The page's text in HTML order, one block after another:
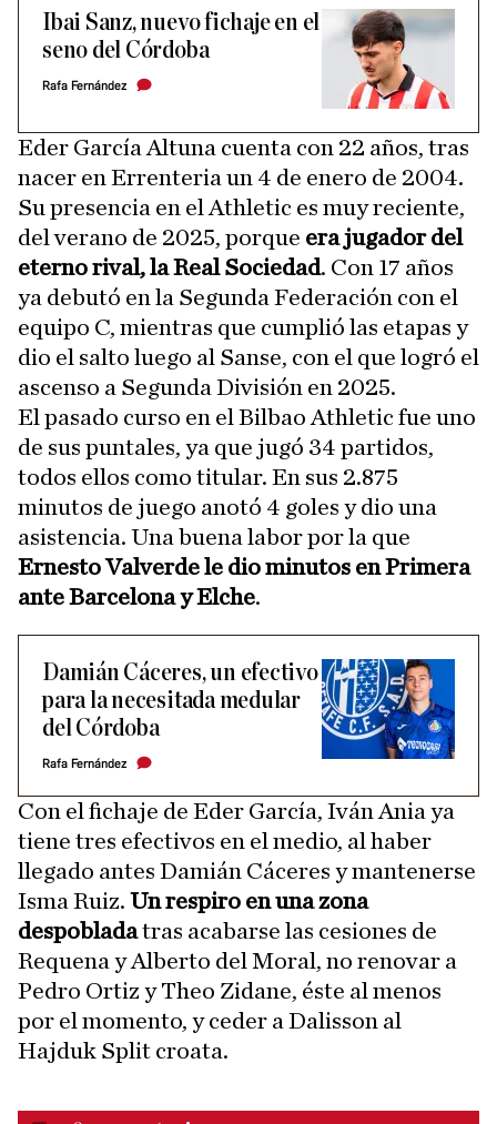
Ibai Sanz, nuevo fichaje en el
seno del Córdoba
Rafa Fernández
Eder García Altuna cuenta con 22 años, tras
nacer en Errenteria un 4 de enero de 2004.
Su presencia en el Athletic es muy reciente,
del verano de 2025, porque era jugador del
eterno rival, la Real Sociedad. Con 17 años
ya debutó en la Segunda Federación con el
equipo C, mientras que cumplió las etapas y
dio el salto luego al Sanse, con el que logró el
ascenso a Segunda División en 2025.
El pasado curso en el Bilbao Athletic fue uno
de sus puntales, ya que jugó 34 partidos,
todos ellos como titular. En sus 2.875
minutos de juego anotó 4 goles y dio una
asistencia. Una buena labor por la que
Ernesto Valverde le dio minutos en Primera
ante Barcelona y Elche.
Damián Cáceres, un efectivo
para la necesitada medular
del Córdoba
Rafa Fernández
Con el fichaje de Eder García, Iván Ania ya
tiene tres efectivos en el medio, al haber
llegado antes Damián Cáceres y mantenerse
Isma Ruiz. Un respiro en una zona
despobladatras acabarse las cesiones de
Requena y Alberto del Moral, no renovar a
Pedro Ortiz y Theo Zidane, éste al menos
por el momento, y ceder a Dalisson al
Hajduk Split croata.